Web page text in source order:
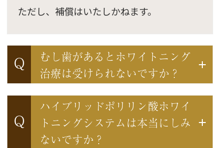
ただし、補償はいたしかねます。
Q
むし歯があるとホワイトニング
治療は受けられないですか？
Q
ハイブリッドポリリン酸ホワイ
トニングシステムは本当にしみ
ないですか？